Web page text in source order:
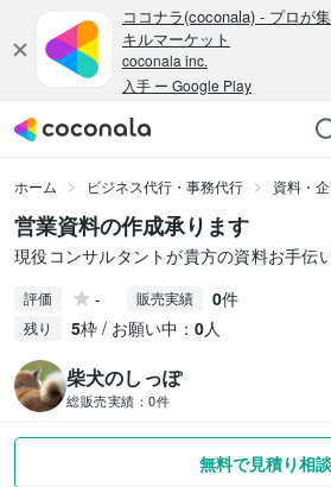
ホーム ビジネス代行・事務代行 資料・
営業資料の作成承ります
現役コンサルタントが貴方の資料お手伝
評価 - 販売実績 0件
残り 5枠 / お願い中： 0人
柴犬のしっぽ
総販売実績： 0件
無料で見積り相談